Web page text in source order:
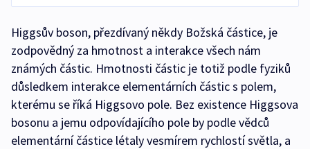
Higgsův boson, přezdívaný někdy Božská částice, je
zodpovědný za hmotnost a interakce všech nám
známých částic. Hmotnosti částic je totiž podle fyziků
důsledkem interakce elementárních částic s polem,
kterému se říká Higgsovo pole. Bez existence Higgsova
bosonu a jemu odpovídajícího pole by podle vědců
elementární částice létaly vesmírem rychlostí světla, a